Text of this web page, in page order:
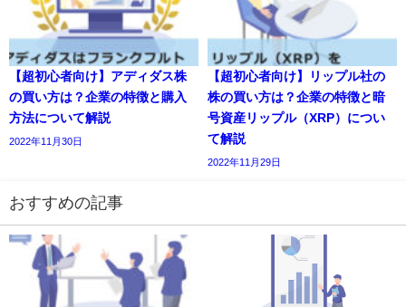
【超初心者向け】アディダス株
の買い方は？企業の特徴と購入
方法について解説
2022年11月30日
【超初心者向け】リップル社の
株の買い方は？企業の特徴と暗
号資産リップル（XRP）につい
て解説
2022年11月29日
おすすめの記事